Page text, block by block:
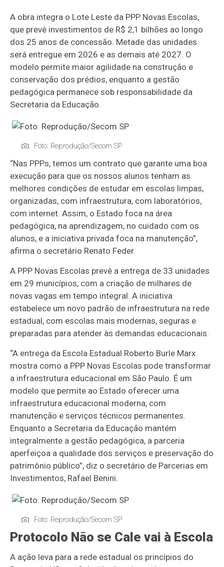
A obra integra o Lote Leste da PPP Novas Escolas,
que prevê investimentos de R$ 2,1 bilhões ao longo
dos 25 anos de concessão. Metade das unidades
será entregue em 2026 e as demais até 2027. O
modelo permite maior agilidade na construção e
conservação dos prédios, enquanto a gestão
pedagógica permanece sob responsabilidade da
Secretaria da Educação.
Foto: Reprodução/Secom SP
“Nas PPPs, temos um contrato que garante uma boa
execução para que os nossos alunos tenham as
melhores condições de estudar em escolas limpas,
organizadas, com infraestrutura, com laboratórios,
com internet. Assim, o Estado foca na área
pedagógica, na aprendizagem, no cuidado com os
alunos, e a iniciativa privada foca na manutenção”,
afirma o secretário Renato Feder.
A PPP Novas Escolas prevê a entrega de 33 unidades
em 29 municípios, com a criação de milhares de
novas vagas em tempo integral. A iniciativa
estabelece um novo padrão de infraestrutura na rede
estadual, com escolas mais modernas, seguras e
preparadas para atender às demandas educacionais.
“A entrega da Escola Estadual Roberto Burle Marx
mostra como a PPP Novas Escolas pode transformar
a infraestrutura educacional em São Paulo. É um
modelo que permite ao Estado oferecer uma
infraestrutura educacional moderna, com
manutenção e serviços técnicos permanentes.
Enquanto a Secretaria da Educação mantém
integralmente a gestão pedagógica, a parceria
aperfeiçoa a qualidade dos serviços e preservação do
patrimônio público”, diz o secretário de Parcerias em
Investimentos, Rafael Benini.
Foto: Reprodução/Secom SP
Protocolo Não se Cale vai à Escola
A ação leva para a rede estadual os princípios do